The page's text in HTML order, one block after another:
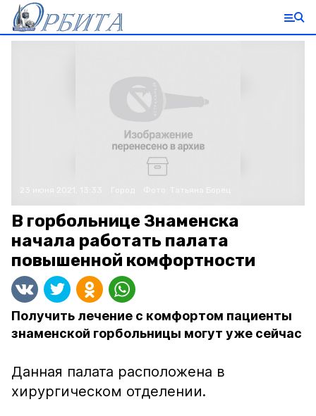
В горбольнице Знаменска
начала работать палата
повышенной комфортности
Получить лечение с комфортом пациенты
знаменской горбольницы могут уже сейчас
Данная палата расположена в
хирургическом отделении.